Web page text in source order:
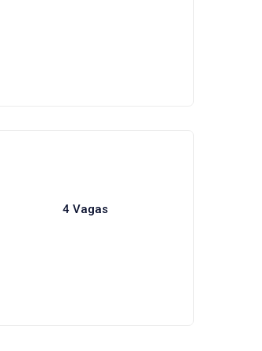
4 Vagas